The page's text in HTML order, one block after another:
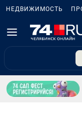
НЕДВИЖИМОСТЬ